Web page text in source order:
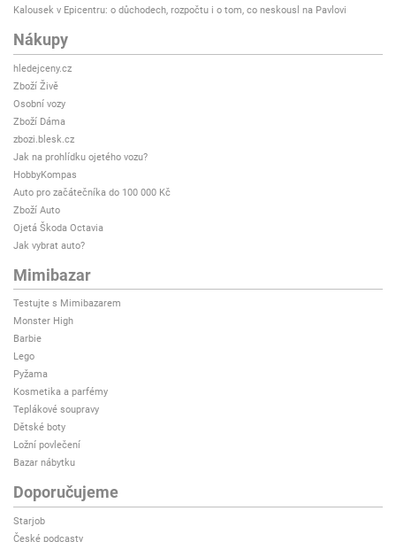
Kalousek v Epicentru: o důchodech, rozpočtu i o tom, co neskousl na Pavlovi
Nákupy
hledejceny.cz
Zboží Živě
Osobní vozy
Zboží Dáma
zbozi.blesk.cz
Jak na prohlídku ojetého vozu?
HobbyKompas
Auto pro začátečníka do 100 000 Kč
Zboží Auto
Ojetá Škoda Octavia
Jak vybrat auto?
Mimibazar
Testujte s Mimibazarem
Monster High
Barbie
Lego
Pyžama
Kosmetika a parfémy
Teplákové soupravy
Dětské boty
Ložní povlečení
Bazar nábytku
Doporučujeme
Starjob
České podcasty